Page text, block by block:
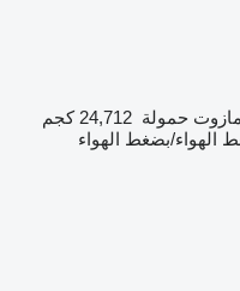
حمولة 24,712 كجم
الهواء/بضغط الهواء